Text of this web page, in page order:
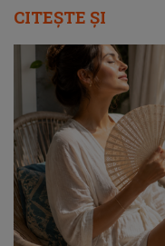
CITEȘTE ȘI